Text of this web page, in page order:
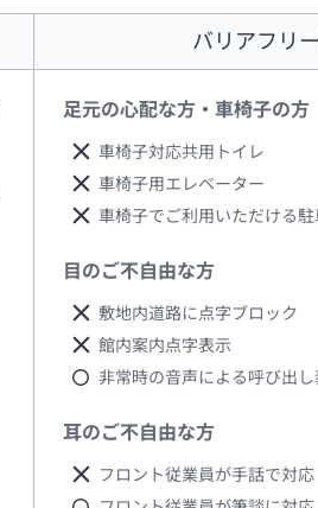
バリアフリ
足元の心配な方・車椅子の方
車椅子対応共用トイレ
車椅子用エレベーター
車椅子でご利用いただける駐
目のご不自由な方
敷地内道路に点字ブロック
館内案内点字表示
非常時の音声による呼び出し
耳のご不自由な方
フロント従業員が手話で対応